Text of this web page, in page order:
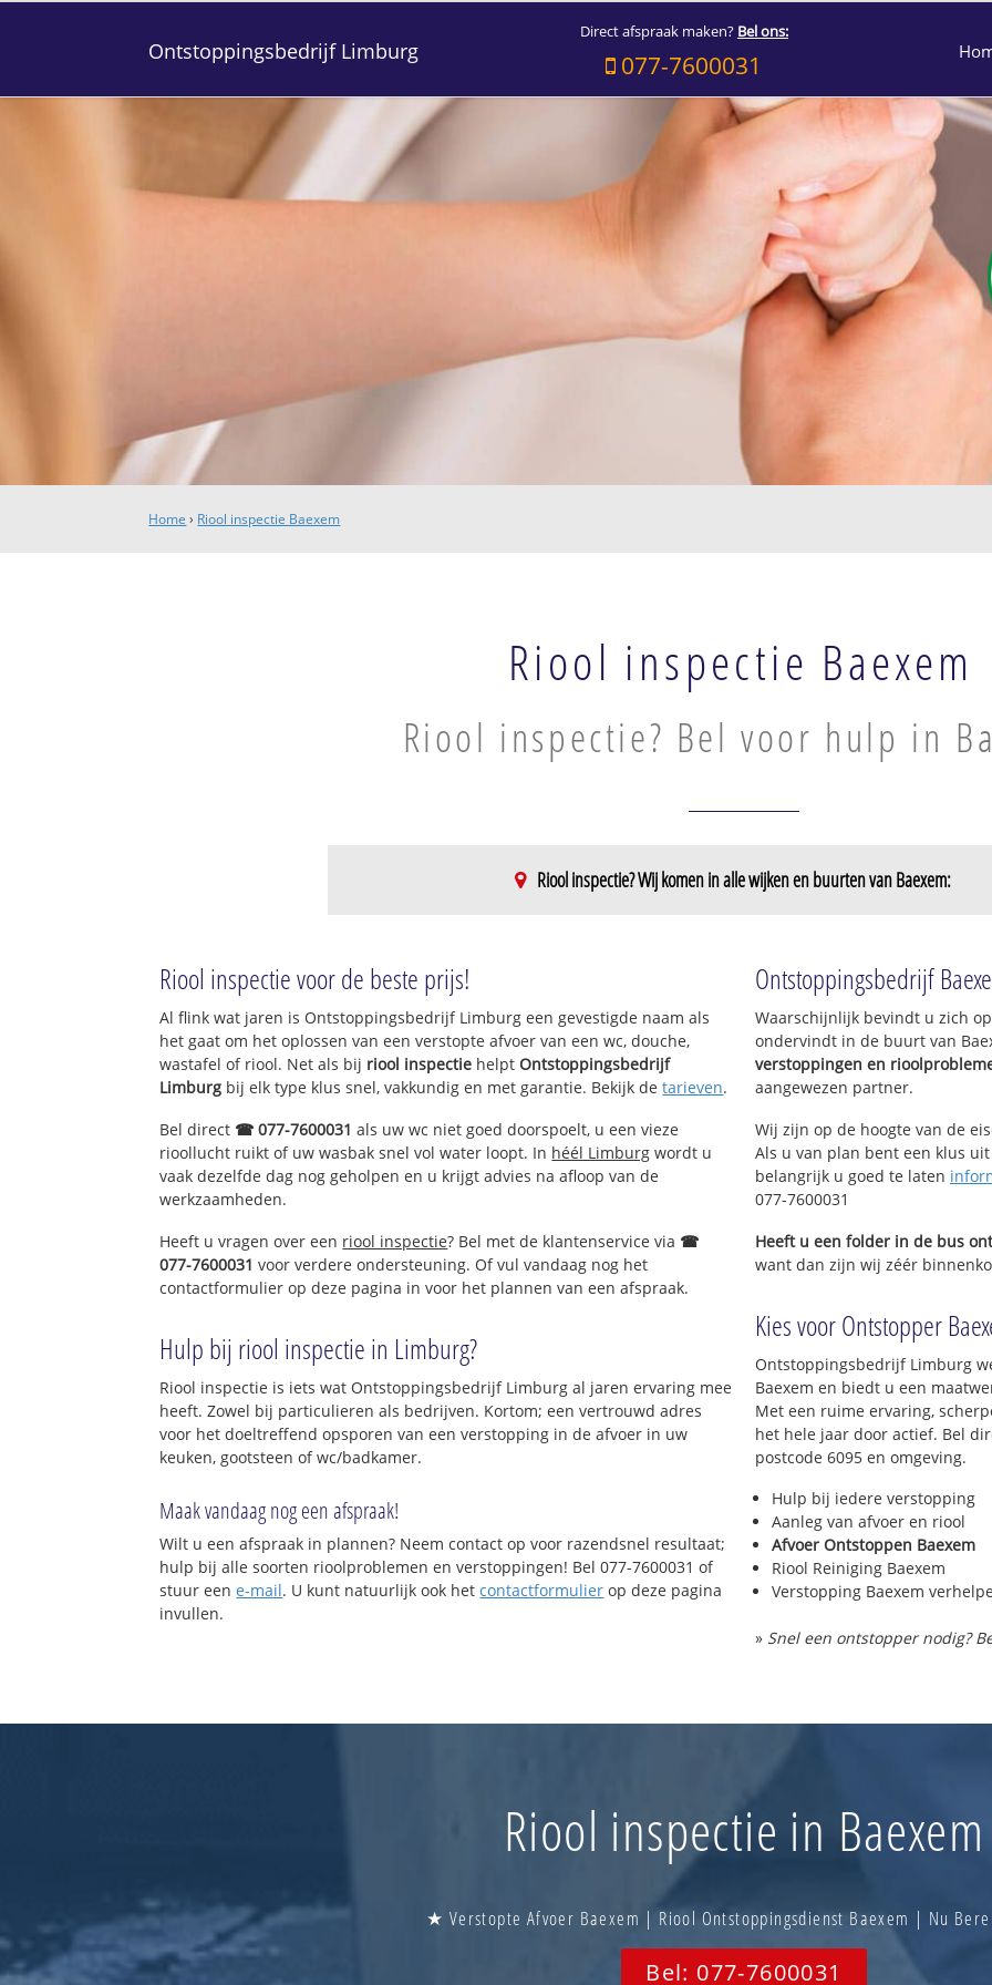
Ontstoppingsbedrijf Limburg
Direct afspraak maken? Bel ons:
077-7600031
Home › Riool inspectie Baexem
Riool inspectie Baexem
Riool inspectie? Bel voor hulp in
Riool inspectie? Wij komen in alle wijken en buurten van Baexem:
Riool inspectie voor de beste prijs!
Al flink wat jaren is Ontstoppingsbedrijf Limburg een gevestigde naam als
het gaat om het oplossen van een verstopte afvoer van een wc, douche,
wastafel of riool. Net als bij riool inspectie helptOntstoppingsbedrijf
Limburg bij elk type klus snel, vakkundig en met garantie. Bekijk detarieven.
Bel direct ☎ 077-7600031 als uw wc niet goed doorspoelt, u een vieze
rioollucht ruikt of uw wasbak snel vol water loopt. In héél Limburg wordt u
vaak dezelfde dag nog geholpen en u krijgt advies na afloop van de
werkzaamheden.
Heeft u vragen over een riool inspectie? Bel met de klantenservice via ☎
077-7600031 voor verdere ondersteuning. Of vul vandaag nog het
contactformulier op deze pagina in voor het plannen van een afspraak.
Hulp bij riool inspectie in Limburg?
Riool inspectie is iets wat Ontstoppingsbedrijf Limburg al jaren ervaring mee
heeft. Zowel bij particulieren als bedrijven. Kortom; een vertrouwd adres
voor het doeltreffend opsporen van een verstopping in de afvoer in uw
keuken, gootsteen of wc/badkamer.
Maak vandaag nog een afspraak!
Wilt u een afspraak in plannen? Neem contact op voor razendsnel resultaat;
hulp bij alle soorten rioolproblemen en verstoppingen! Bel 077-7600031 of
stuur eene-mail. U kunt natuurlijk ook hetcontactformulier op deze pagina
invullen.
Ontstoppingsbedrijf
Waarschijnlijk bevindt u zich
ondervindt in de buurt van
verstoppingen en
aangewezen partner.
Wij zijn op de hoogte van de
Als u van plan bent een klus
belangrijk u goed te laten
077-7600031
Heeft u een folder in de bus
want dan zijn wij zéér
Kies voor Ontstopper
Ontstoppingsbedrijf Limburg
Baexem en biedt u een
Met een ruime ervaring,
het hele jaar door actief. Bel
postcode 6095 en omgeving.
Hulp bij iedere verstopping
Aanleg van afvoer en riool
Afvoer Ontstoppen Baexem
Riool Reiniging Baexem
Verstopping Baexem
» Snel een ontstopper nodig?
Riool inspectie in Baexem
★ Verstopte Afvoer Baexem | Riool Ontstoppingsdienst Baexem | Nu
Bel: 077-7600031